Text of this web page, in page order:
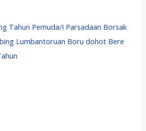
Tahun Pemuda/I Parsadaan Borsak
Lumbantoruan Boru dohot Bere